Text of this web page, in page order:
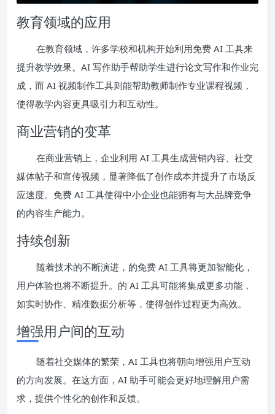
教育领域的应用
在教育领域，许多学校和机构开始利用免费 AI 工具来
提升教学效果。AI 写作助手帮助学生进行论文写作和作业完
成，而 AI 视频制作工具则能帮助教师制作专业课程视频，
使得教学内容更具吸引力和互动性。
商业营销的变革
在商业营销上，企业利用 AI 工具生成营销内容、社交
媒体帖子和宣传视频，显著降低了创作成本并提升了市场反
应速度。免费 AI 工具使得中小企业也能拥有与大品牌竞争
的内容生产能力。
持续创新
随着技术的不断演进，的免费 AI 工具将更加智能化，
用户体验也将不断提升。的 AI 工具可能将集成更多功能，
如实时协作、精准数据分析等，使得创作过程更为高效。
增强用户间的互动
随着社交媒体的繁荣，AI 工具也将朝向增强用户互动
的方向发展。在这方面，AI 助手可能会更好地理解用户需
求，提供个性化的创作和反馈。